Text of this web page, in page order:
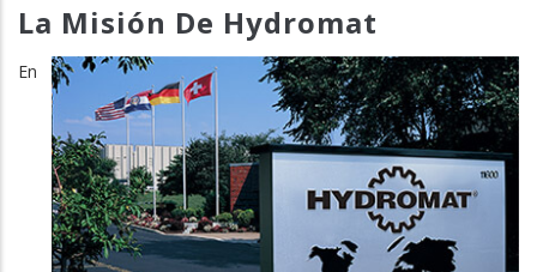
La Misión De Hydromat
En